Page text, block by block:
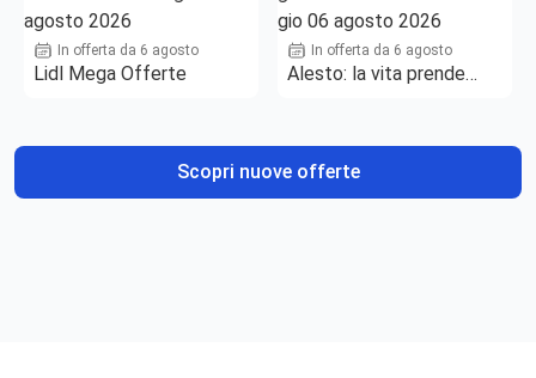
In offerta da 6 agosto
Lidl Mega Offerte
In offerta da 6 agosto
Alesto: la vita prende
Scopri nuove offerte